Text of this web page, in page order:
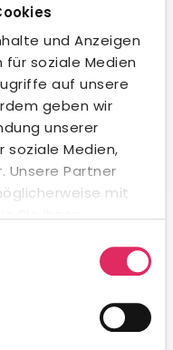
und Anzeigen
für soziale Medien
auf unsere
geben wir
unserer
soziale Medien,
Unsere Partner
mit
Sie ihnen
haben.
Bewerbern – in
gesetzlicher
Matching
– oder integriere die
BI-Tools für
brauchst.